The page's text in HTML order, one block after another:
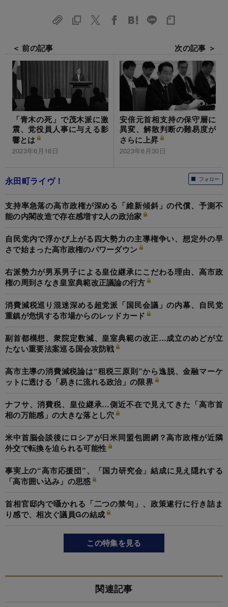
＜ 前の記事
「青木の死」で茂木派に激
震、党役員人事に与える影
響とは
2023年6月16日
次の記事 ＞
安倍元首相支持の保守層に
異変、解散判断の難易度が
さらに上昇
2023年6月30日
フォロー
永田町ライヴ！
支持率急落の高市政権が深める「維新傾斜」の代償、予測不
能の内閣改造で存在感増す2人の政治家
自民党内で浮かび上がる四大勢力の主導権争い、想定外の早
さで始まった高市政権のパワーダウン
右派勢力が男系男子による皇位継承にこだわる理由、高市政
権の周到さなき皇室典範改正議論の行方
消費減税巡り混迷深める超党派「国民会議」の内幕、自民党
重鎮が危惧する市場からのレッドカード
副首都構想、衆院定数減、皇室典範の改正…成立のめどが立
たない重要法案巡る国会攻防戦
高市主導の消費減税論は“租税三原則”から逸脱、金融マーケ
ットに透ける「易きに流れる政治」の限界
ナフサ、消費税、皇位継承…側近不在で見えてきた「高市首
相の万能感」の大きな落とし穴
米中首脳会談後にロシアが日米同盟包囲網？高市政権が近隣
外交で転換を迫られる可能性
事実上の“高市応援団”、「国力研究会」結成に見え隠れする
「高市囲い込み」の思惑
首相官邸内で囁かれる「二つの禁句」、政策遂行に行き詰ま
り感で、相次ぐ議員Gの結成
この特集を見る
関連記事